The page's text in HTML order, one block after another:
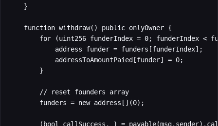
    }
    function withdraw() public onlyOwner {
for (uint256 funderIndex = 0; funderIndex <
            address funder = funders[funderIndex];
            addressToAmountPaied[funder] = 0;
        }
        // reset founders array
        funders = new address[](0);
(bool callSuccess, ) =